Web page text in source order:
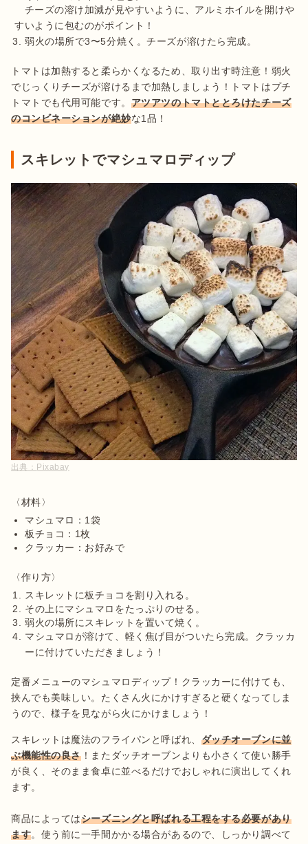
チーズの溶け加減が見やすいように、アルミホイルを開けや
弱火の場所で3〜5分焼く。チーズが溶けたら完成。
トマトは加熱すると柔らかくなるため、取り出す時注意！弱火
でじっくりチーズが溶けるまで加熱しましょう！トマトはプチ
トマトでも代用可能です。 アツアツのトマトととろけたチーズ
のコンビネーションが絶妙な1品！
スキレットでマシュマロディップ
出典： Pixabay
マシュマロ：1袋
板チョコ：1枚
クラッカー：お好みで
スキレットに板チョコを割り入れる。
その上にマシュマロをたっぷりのせる。
弱火の場所にスキレットを置いて焼く。
マシュマロが溶けて、軽く焦げ目がついたら完成。クラッカ
ーに付けていただきましょう！
定番メニューのマシュマロディップ！クラッカーに付けても、
挟んでも美味しい。たくさん火にかけすぎると硬くなってしま
うので、様子を見ながら火にかけましょう！
スキレットは魔法のフライパンと呼ばれ、 ダッチオーブンに並
ぶ機能性の良さ！またダッチオーブンよりも小さくて使い勝手
が良く、そのまま食卓に並べるだけでおしゃれに演出してくれ
ます。
商品によってはシーズニングと呼ばれる工程をする必要があり
ます。使う前に一手間かかる場合があるので、しっかり調べて